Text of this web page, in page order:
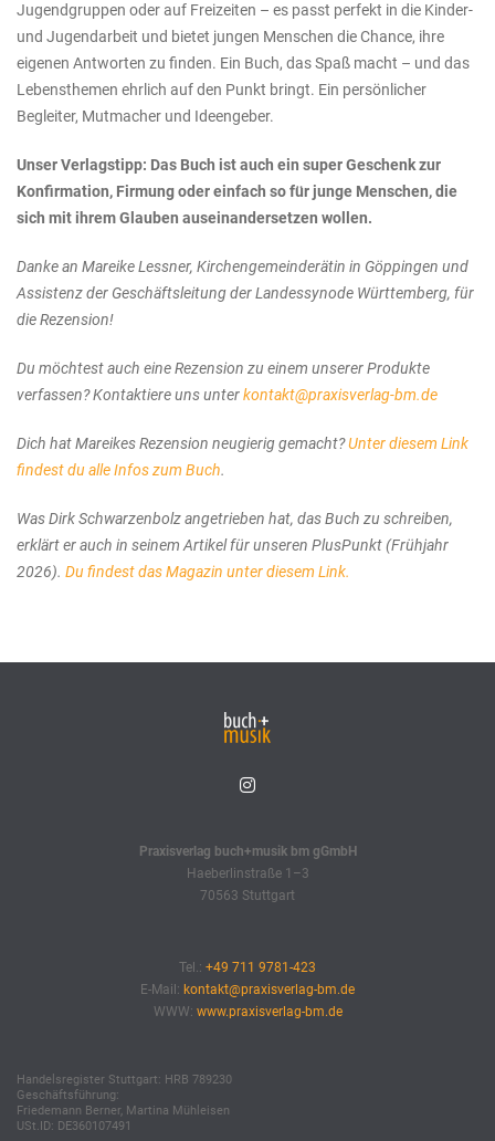
Jugendgruppen oder auf Freizeiten – es passt perfekt in die Kinder-
und Jugendarbeit und bietet jungen Menschen die Chance, ihre
eigenen Antworten zu finden. Ein Buch, das Spaß macht – und das
Lebensthemen ehrlich auf den Punkt bringt. Ein persönlicher
Begleiter, Mutmacher und Ideengeber.
Unser Verlagstipp: Das Buch ist auch ein super Geschenk zur
Konfirmation, Firmung oder einfach so für junge Menschen, die
sich mit ihrem Glauben auseinandersetzen wollen.
Danke an Mareike Lessner, Kirchengemeinderätin in Göppingen und
Assistenz der Geschäftsleitung der Landessynode Württemberg, für
die Rezension!
Du möchtest auch eine Rezension zu einem unserer Produkte
verfassen? Kontaktiere uns unterkontakt@praxisverlag-bm.de
Dich hat Mareikes Rezension neugierig gemacht?Unter diesem Link
findest du alle Infos zum Buch.
Was Dirk Schwarzenbolz angetrieben hat, das Buch zu schreiben,
erklärt er auch in seinem Artikel für unseren PlusPunkt (Frühjahr
2026). Du findest das Magazin unter diesem Link.
Praxisverlag buch+musik bm gGmbH
Haeberlinstraße 1–3
70563 Stuttgart
Tel.: +49 711 9781-423
E-Mail: kontakt@praxisverlag-bm.de
WWW: www.praxisverlag-bm.de
Handelsregister Stuttgart: HRB 789230
Geschäftsführung:
Friedemann Berner, Martina Mühleisen
USt.ID: DE360107491